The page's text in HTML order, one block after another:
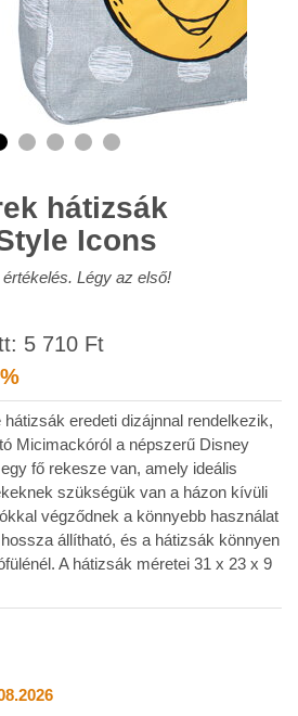
hátizsák
Icons
Légy az első!
5 710 FtÁfá
val
eredeti dizájnnal rendelkezik,
Micimackóról a népszerű Disney
fő rekesze van, amely ideális
szükségük van a házon kívüli
végződnek a könnyebb használat
állítható, és a hátizsák könnyen
A hátizsák méretei 31 x 23 x 9